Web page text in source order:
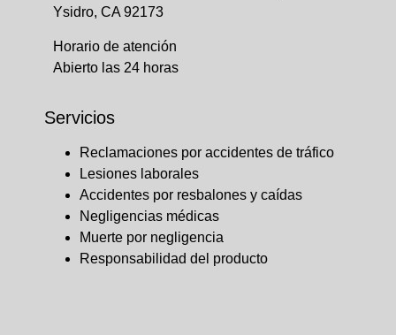
Ysidro, CA 92173
Horario de atención
Abierto las 24 horas
Servicios
Reclamaciones por accidentes de tráfico
Lesiones laborales
Accidentes por resbalones y caídas
Negligencias médicas
Muerte por negligencia
Responsabilidad del producto